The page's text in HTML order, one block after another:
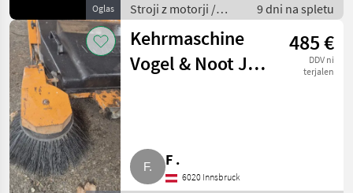
Oglas
Stroji z motorji /
Motorna kosilnica/
prekopalnik
9 dni na spletu
Kehrmaschine
Vogel & Noot Jet
485 €
DDV ni
terjalen
F .
6020 Innsbruck